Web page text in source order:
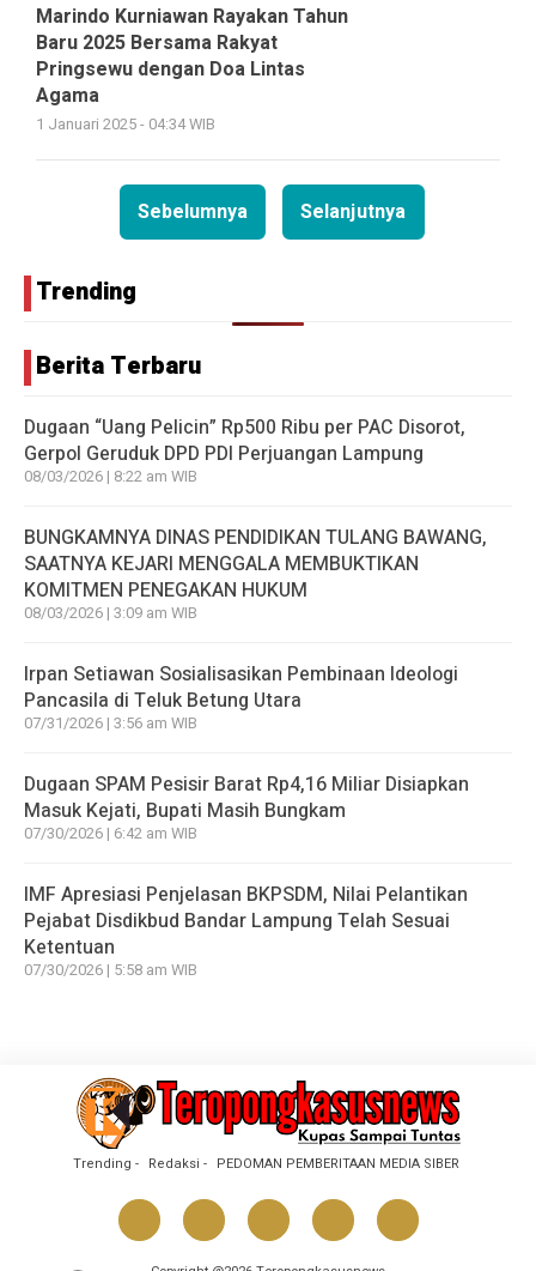
Marindo Kurniawan Rayakan Tahun
Baru 2025 Bersama Rakyat
Pringsewu dengan Doa Lintas
Agama
1 Januari 2025 - 04:34 WIB
Sebelumnya Selanjutnya
Trending
Berita Terbaru
Dugaan “Uang Pelicin” Rp500 Ribu per PAC Disorot,
Gerpol Geruduk DPD PDI Perjuangan Lampung
08/03/2026 | 8:22 am WIB
BUNGKAMNYA DINAS PENDIDIKAN TULANG BAWANG,
SAATNYA KEJARI MENGGALA MEMBUKTIKAN
KOMITMEN PENEGAKAN HUKUM
08/03/2026 | 3:09 am WIB
Irpan Setiawan Sosialisasikan Pembinaan Ideologi
Pancasila di Teluk Betung Utara
07/31/2026 | 3:56 am WIB
Dugaan SPAM Pesisir Barat Rp4,16 Miliar Disiapkan
Masuk Kejati, Bupati Masih Bungkam
07/30/2026 | 6:42 am WIB
IMF Apresiasi Penjelasan BKPSDM, Nilai Pelantikan
Pejabat Disdikbud Bandar Lampung Telah Sesuai
Ketentuan
07/30/2026 | 5:58 am WIB
Trending Redaksi PEDOMAN PEMBERITAAN MEDIA SIBER